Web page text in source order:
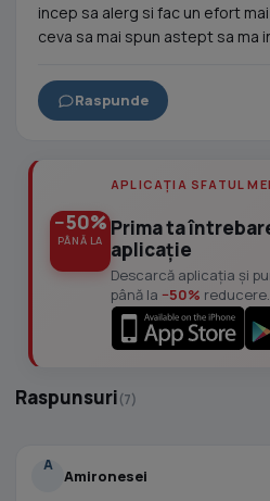
incep sa alerg si fac un efort
ceva sa mai spun astept sa ma
Raspunde
−50%
PÂNĂ LA
APLICAȚIA SFATUL
Prima ta
aplicație
Descarcă aplicația și
până la −50% reducere.
Raspunsuri(7)
A
Amironesei